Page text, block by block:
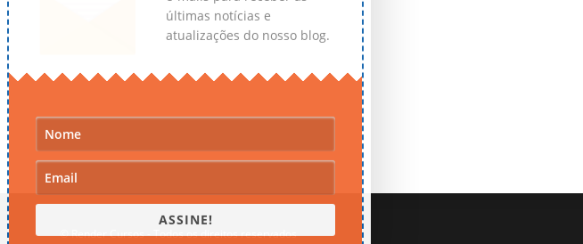
© Render Cursos - Todos os direitos reservados
últimas notícias e
atualizações do nosso blog.
ASSINE!